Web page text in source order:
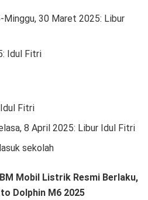
Minggu, 30 Maret 2025: Libur
Idul Fitri
Fitri
8 April 2025: Libur Idul Fitri
sekolah
Mobil Listrik Resmi Berlaku,
Dolphin M6 2025